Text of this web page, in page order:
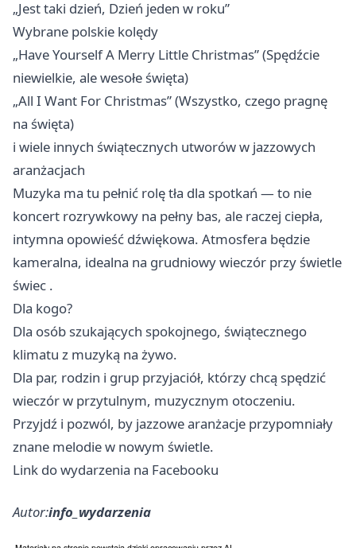
„Jest taki dzień, Dzień jeden w roku”
Wybrane polskie kolędy
„Have Yourself A Merry Little Christmas” (Spędźcie
niewielkie, ale wesołe święta)
„All I Want For Christmas” (Wszystko, czego pragnę
na święta)
i wiele innych świątecznych utworów w jazzowych
aranżacjach
Muzyka ma tu pełnić rolę tła dla spotkań — to nie
koncert rozrywkowy na pełny bas, ale raczej ciepła,
intymna opowieść dźwiękowa. Atmosfera będzie
kameralna, idealna na grudniowy wieczór przy świetle
świec .
Dla kogo?
Dla osób szukających spokojnego, świątecznego
klimatu z muzyką na żywo.
Dla par, rodzin i grup przyjaciół, którzy chcą spędzić
wieczór w przytulnym, muzycznym otoczeniu.
Przyjdź i pozwól, by jazzowe aranżacje przypomniały
znane melodie w nowym świetle.
Link do wydarzenia na Facebooku
Autor:info_wydarzenia